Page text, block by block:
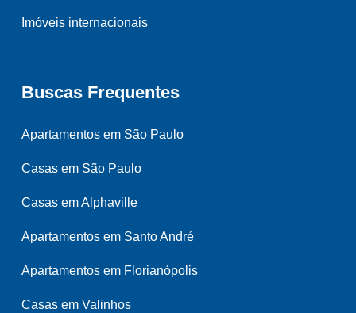
Imóveis internacionais
Buscas Frequentes
Apartamentos em São Paulo
Casas em São Paulo
Casas em Alphaville
Apartamentos em Santo André
Apartamentos em Florianópolis
Casas em Valinhos